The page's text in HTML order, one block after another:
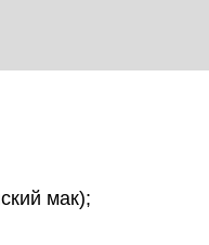
мак);